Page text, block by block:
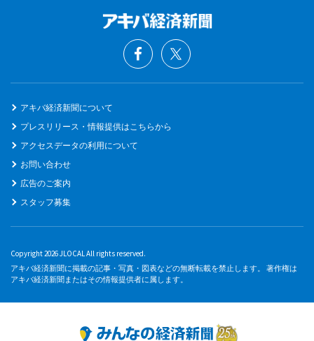
アキバ経済新聞について
プレスリリース・情報提供はこちらから
アクセスデータの利用について
お問い合わせ
広告のご案内
スタッフ募集
Copyright 2026 JLOCAL All rights reserved.
アキバ経済新聞に掲載の記事・写真・図表などの無断転載を禁止します。 著作権は
アキバ経済新聞またはその情報提供者に属します。